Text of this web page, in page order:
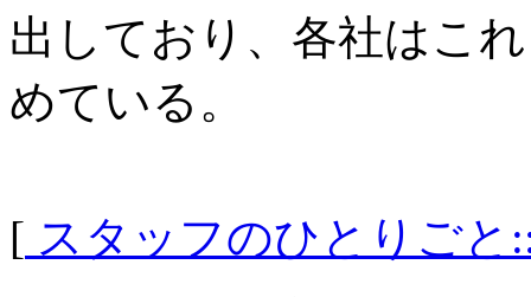
出しており、各社はこ
めている。
[ スタッフのひとりごと